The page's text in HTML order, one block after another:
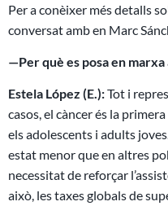
Per a conèixer més detalls
conversat amb en Marc
—Per què es posa en
Estela López (E.):Tot i
casos, el càncer és la
els adolescents i adults
estat menor que en altres
necessitat de reforçar
això, les taxes globals de